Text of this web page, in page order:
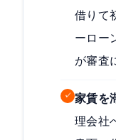
借りて
ーロー
が審査
✓ 家賃を
理会社